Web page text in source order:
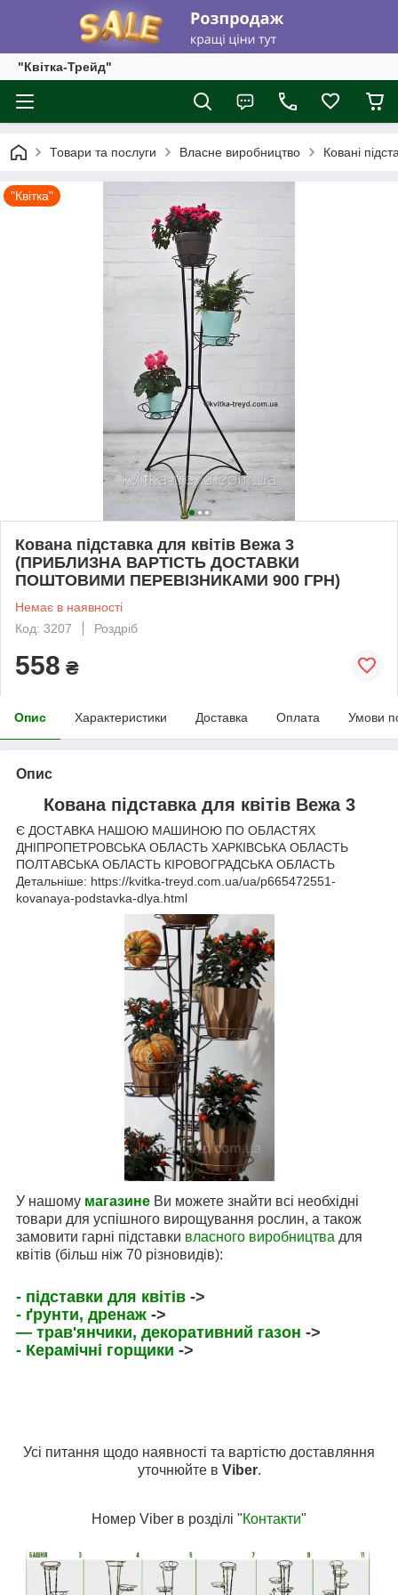
"Квітка-Трейд"
Товари та послуги Власне виробництво Ковані
"Квітка"
Кована підставка для квітів Вежа 3
(ПРИБЛИЗНА ВАРТІСТЬ ДОСТАВКИ
ПОШТОВИМИ ПЕРЕВІЗНИКАМИ 900 ГРН)
Немає в наявності
Код: 3207
Роздріб
558 ₴
Опис Характеристики Доставка Оплата Умови
Опис
Кована підставка для квітів Вежа 3
Є ДОСТАВКА НАШОЮ МАШИНОЮ ПО ОБЛАСТЯХ
ДНІПРОПЕТРОВСЬКА ОБЛАСТЬ ХАРКІВСЬКА ОБЛАСТЬ
ПОЛТАВСЬКА ОБЛАСТЬ КІРОВОГРАДСЬКА ОБЛАСТЬ
Детальніше: https://kvitka-treyd.com.ua/ua/p665472551-
kovanaya-podstavka-dlya.html
У нашому магазине Ви можете знайти всі необхідні
товари для успішного вирощування рослин, а також
замовити гарні підставки власного виробництва для
квітів (більш ніж 70 різновидів):
- підставки для квітів ->
- ґрунти, дренаж ->
— трав'янчики, декоративний газон ->
- Керамічні горщики ->
Усі питання щодо наявності та вартістю доставляння
уточнюйте в Viber.
Номер Viber в розділі "Контакти"